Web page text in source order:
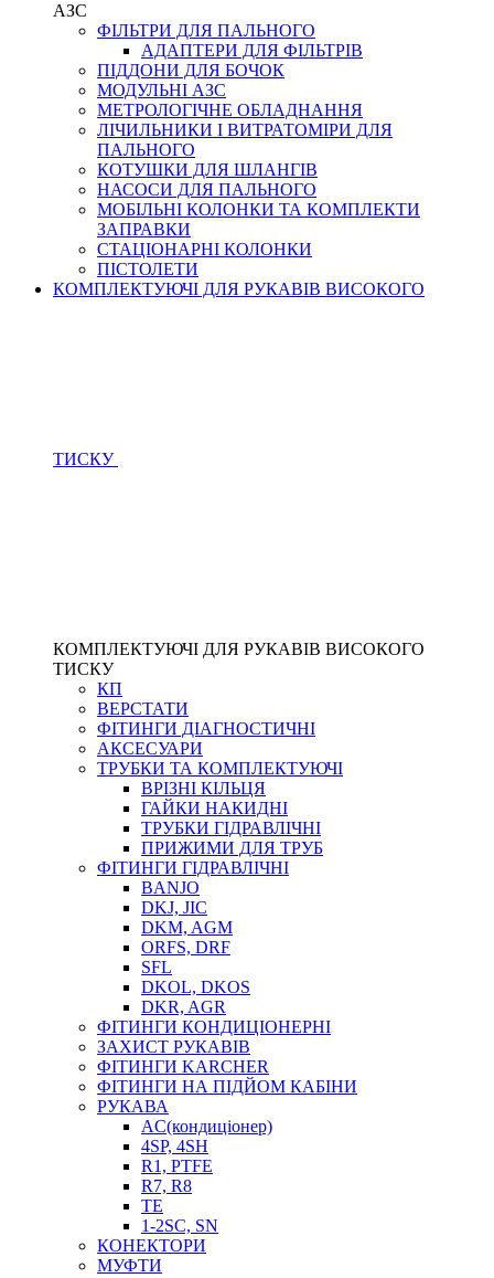
АЗС
ФІЛЬТРИ ДЛЯ ПАЛЬНОГО
АДАПТЕРИ ДЛЯ ФІЛЬТРІВ
ПІДДОНИ ДЛЯ БОЧОК
МОДУЛЬНІ АЗС
МЕТРОЛОГІЧНЕ ОБЛАДНАННЯ
ЛІЧИЛЬНИКИ І ВИТРАТОМІРИ ДЛЯ
ПАЛЬНОГО
КОТУШКИ ДЛЯ ШЛАНГІВ
НАСОСИ ДЛЯ ПАЛЬНОГО
МОБІЛЬНІ КОЛОНКИ ТА КОМПЛЕКТИ
ЗАПРАВКИ
СТАЦІОНАРНІ КОЛОНКИ
ПІСТОЛЕТИ
КОМПЛЕКТУЮЧІ ДЛЯ РУКАВІВ ВИСОКОГО
ТИСКУ
КОМПЛЕКТУЮЧІ ДЛЯ РУКАВІВ ВИСОКОГО
ТИСКУ
КП
ВЕРСТАТИ
ФІТИНГИ ДІАГНОСТИЧНІ
АКСЕСУАРИ
ТРУБКИ ТА КОМПЛЕКТУЮЧІ
ВРІЗНІ КІЛЬЦЯ
ГАЙКИ НАКИДНІ
ТРУБКИ ГІДРАВЛІЧНІ
ПРИЖИМИ ДЛЯ ТРУБ
ФІТИНГИ ГІДРАВЛІЧНІ
BANJO
DKJ, JIC
DKM, AGM
ORFS, DRF
SFL
DKOL, DKOS
DKR, AGR
ФІТИНГИ КОНДИЦІОНЕРНІ
ЗАХИСТ РУКАВІВ
ФІТИНГИ KARCHER
ФІТИНГИ НА ПІДЙОМ КАБІНИ
РУКАВА
AC(кондиціонер)
4SP, 4SH
R1, PTFE
R7, R8
TE
1-2SC, SN
КОНЕКТОРИ
МУФТИ